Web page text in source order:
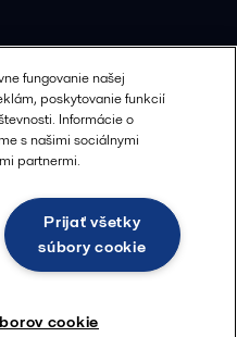
LAVAL
súborov cookie
sietí
Právne podmienky
fungovanie našej
poskytovanie funkcií
Informácie o
s našimi sociálnymi
partnermi.
Prijať všetky
súbory cookie
cookie